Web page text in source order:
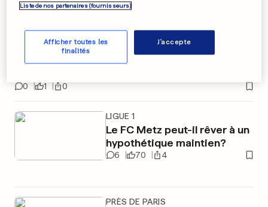
CYCLISME
Le vétéran Mark Cavendish
0 1 0
LIGUE 1
Le FC Metz peut-il rêver à un
hypothétique maintien?
6 70 4
PRÈS DE PARIS
Liste de nos partenaires (fournisseurs)
Afficher toutes les
finalités
J'accepte